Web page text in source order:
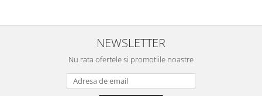
NEWSLETTER
Nu rata ofertele si promotiile noastre